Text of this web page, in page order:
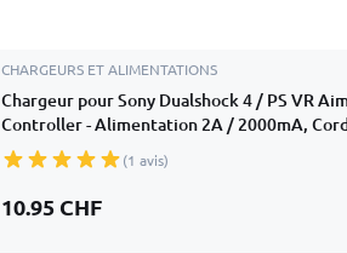
CHARGEURS ET ALIMENTATIONS
Chargeur pour Sony Dualshock 4 / PS VR
Controller - Alimentation 2A / 2000mA,
Câble de Charge 1.2m
(1 avis)
10.95 CHF